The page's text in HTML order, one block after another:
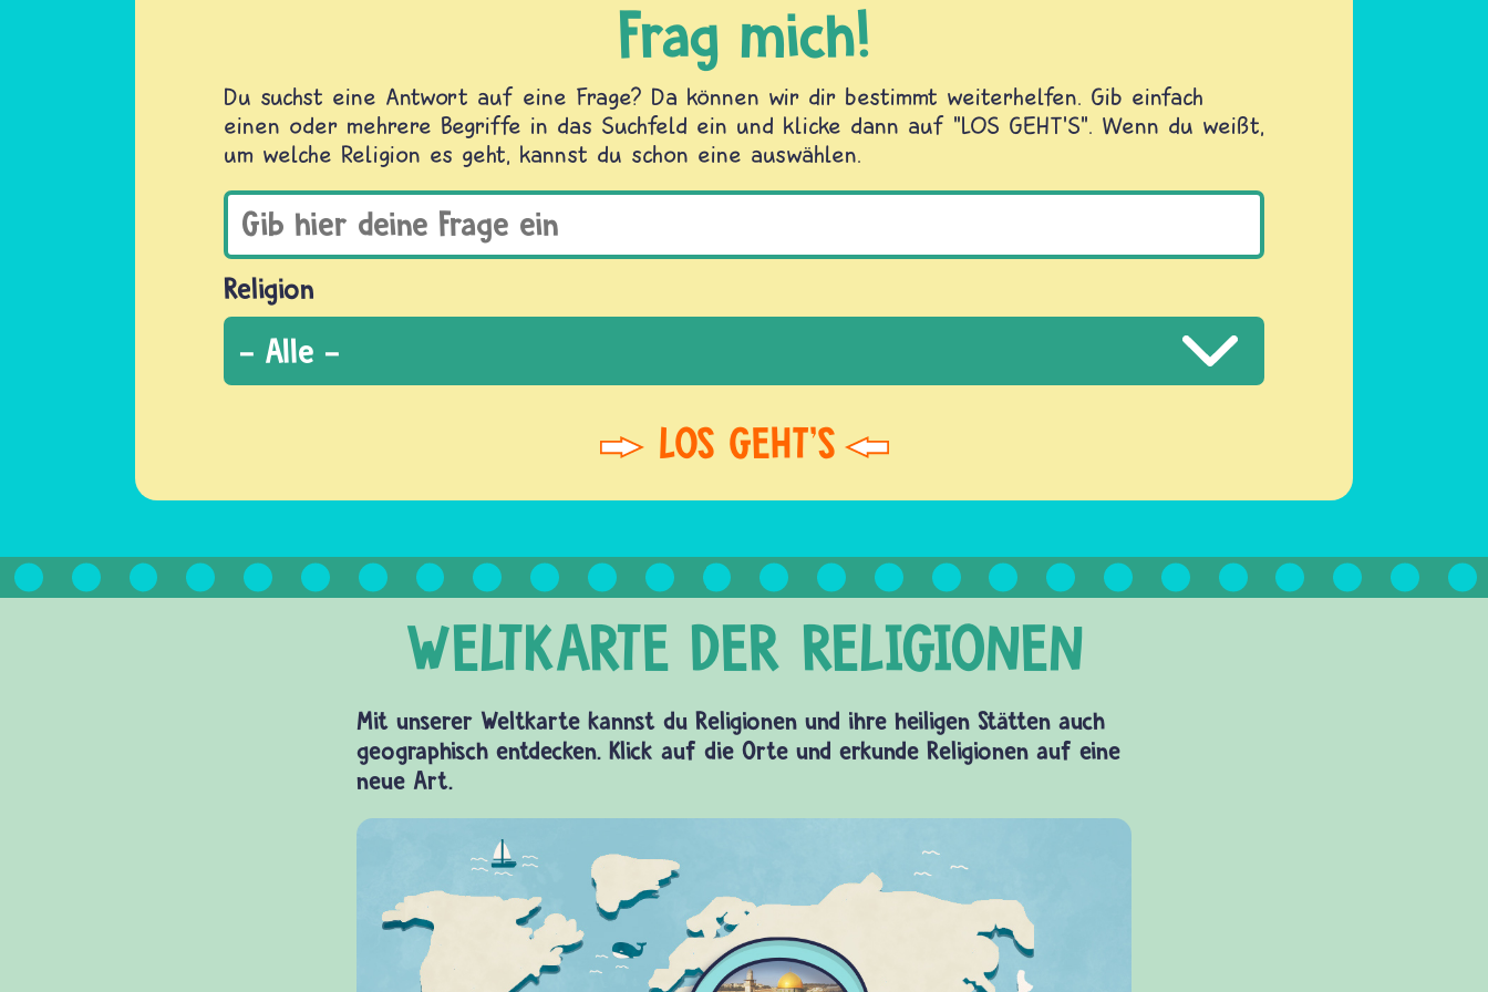
Frag mich!
Du suchst eine Antwort auf eine Frage? Da können wir dir bestimmt weiterhelfen. Gib einfach
einen oder mehrere Begriffe in das Suchfeld ein und klicke dann auf "LOS GEHT'S". Wenn du weißt,
um welche Religion es geht, kannst du schon eine auswählen.
Religion
Mit unserer Weltkarte kannst du Religionen und ihre heiligen Stätten auch
geographisch entdecken. Klick auf die Orte und erkunde Religionen auf eine
neue Art.